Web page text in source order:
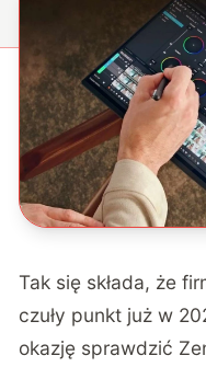
Tak się składa, że
czuły punkt już w
okazję sprawdzić